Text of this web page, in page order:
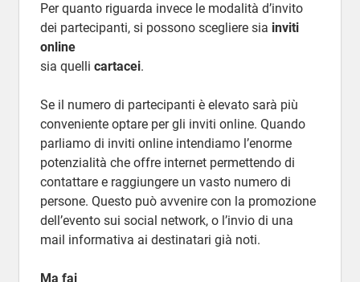
Per quanto riguarda invece le modalità d’invito
dei partecipanti, si possono scegliere sia inviti
online
sia quelli cartacei.
Se il numero di partecipanti è elevato sarà più
conveniente optare per gli inviti online. Quando
parliamo di inviti online intendiamo l’enorme
potenzialità che offre internet permettendo di
contattare e raggiungere un vasto numero di
persone. Questo può avvenire con la promozione
dell’evento sui social network, o l’invio di una
mail informativa ai destinatari già noti.
Ma fai